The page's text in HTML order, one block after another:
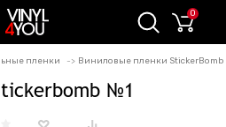
0
пленки Виниловые пленки StickerBomb
№1